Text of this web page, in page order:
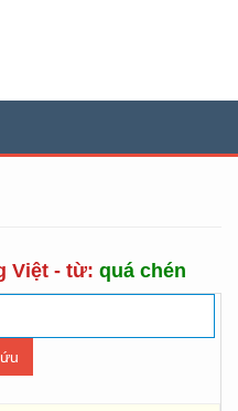
Việt - từ: quá chén